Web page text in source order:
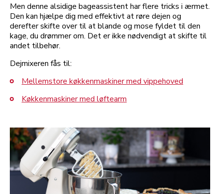
Men denne alsidige bageassistent har flere tricks i ærmet.
Den kan hjælpe dig med effektivt at røre dejen og
derefter skifte over til at blande og mose fyldet til den
kage, du drømmer om. Det er ikke nødvendigt at skifte til
andet tilbehør.
Dejmixeren fås til:
Mellemstore køkkenmaskiner med vippehoved
Køkkenmaskiner med løftearm